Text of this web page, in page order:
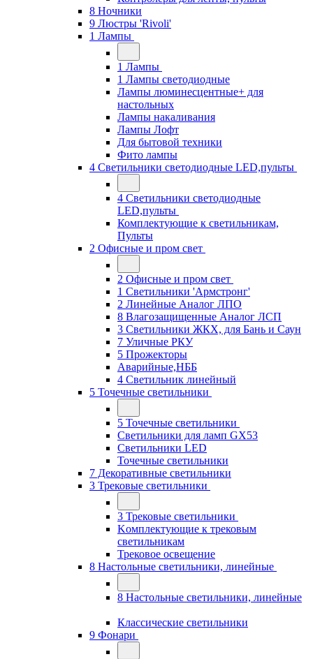
8 Ночники
9 Люстры 'Rivoli'
1 Лампы
1 Лампы
1 Лампы светодиодные
Лампы люминесцентные+ для
настольных
Лампы накаливания
Лампы Лофт
Для бытовой техники
Фито лампы
4 Светильники светодиодные LED,пульты
4 Светильники светодиодные
LED,пульты
Комплектующие к светильникам,
Пульты
2 Офисные и пром свет
2 Офисные и пром свет
1 Светильники 'Армстронг'
2 Линейные Аналог ЛПО
8 Влагозащищенные Аналог ЛСП
3 Светильники ЖКХ, для Бань и Саун
7 Уличные РКУ
5 Прожекторы
Аварийные,НББ
4 Светильник линейный
5 Точечные светильники
5 Точечные светильники
Светильники для ламп GХ53
Cветильники LED
Точечные светильники
7 Декоративные светильники
3 Трековые светильники
3 Трековые светильники
Kомплектующие к трековым
светильникам
Трековое освещение
8 Настольные светильники, линейные
8 Настольные светильники, линейные
Классические светильники
9 Фонари